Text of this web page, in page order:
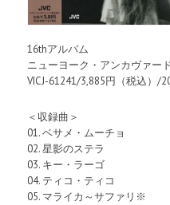
16thアルバム
ニューヨーク・アンカヴァー
VICJ-61241/3,885円（税込）/
＜収録曲＞
01. ベサメ・ムーチョ
02. 星影のステラ
03. キー・ラーゴ
04. ティコ・ティコ
05. マライカ～サファリ※